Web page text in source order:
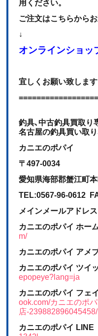
用ください。
ご注文はこちらからお
↓
オンラインショッ
宜しくお願い致します
釣具､中古釣具買取り
名古屋の釣具買い取
カニエのポパイ
〒497-0034
愛知県海部郡蟹江町
TEL:0567-96-0612
メインメールアドレス
カニエのポパイ ホー
m/
カニエのポパイ アメ
カニエのポパイ ツイ
epopeye?lang=ja
カニエのポパイ フェ
ook.com/カニエのポ
店-239882896045458/
カニエのポパイ LINE